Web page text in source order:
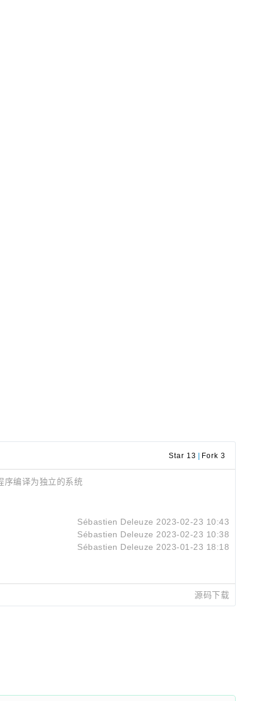
Star 13 Fork 3
编译为独立的系统
Sébastien Deleuze 2023-02-23 10:43
Sébastien Deleuze 2023-02-23 10:38
Sébastien Deleuze 2023-01-23 18:18
源码下载